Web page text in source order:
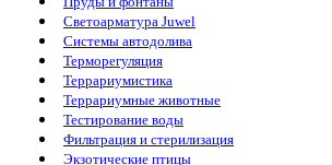
Светоарматура Juwel
Системы автодолива
Терморегуляция
Террариумистика
Террариумные животные
Тестирование воды
Фильтрация и стерилизация
Экзотические птицы